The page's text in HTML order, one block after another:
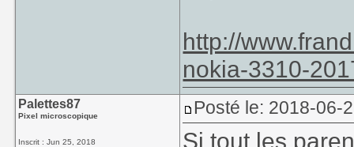
http://
nokia-3310-
Palettes87
Pixel microscopique
Inscrit : Jun 25, 2018
Posté le: 2018-06-
Si tout les